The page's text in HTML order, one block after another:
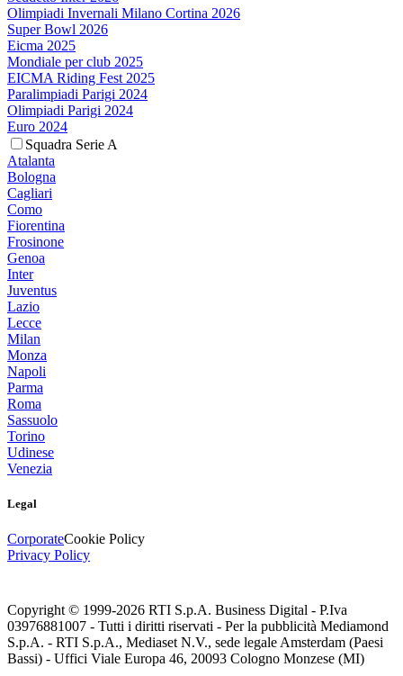
Olimpiadi Invernali Milano Cortina 2026
Super Bowl 2026
Eicma 2025
Mondiale per club 2025
EICMA Riding Fest 2025
Paralimpiadi Parigi 2024
Olimpiadi Parigi 2024
Euro 2024
Squadra Serie A
Atalanta
Bologna
Cagliari
Como
Fiorentina
Frosinone
Genoa
Inter
Juventus
Lazio
Lecce
Milan
Monza
Napoli
Parma
Roma
Sassuolo
Torino
Udinese
Venezia
Legal
CorporateCookie Policy
Privacy Policy
Copyright © 1999-2026 RTI S.p.A. Business Digital - P.Iva
03976881007 - Tutti i diritti riservati - Per la pubblicità Mediamond
S.p.A. - RTI S.p.A., Mediaset N.V., sede legale Amsterdam (Paesi
Bassi) - Uffici Viale Europa 46, 20093 Cologno Monzese (MI)